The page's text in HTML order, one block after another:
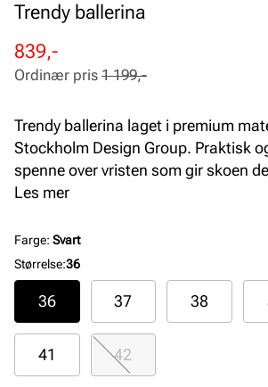
Trendy ballerina
Rabattert
pris
839,-
Ordinær
pris
Ordinær pris 1 199,-
Trendy ballerina laget i premium
Stockholm Design Group. Praktisk
spenne over vristen som gir skoen
samtidig som den sitter utrolig pent
Les mer
Farge: Svart
Størrelse:36
36 37 38
41 42